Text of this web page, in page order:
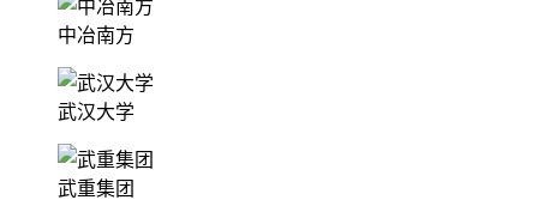
中冶南方
武汉大学
武重集团